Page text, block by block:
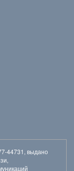
44731, выдано